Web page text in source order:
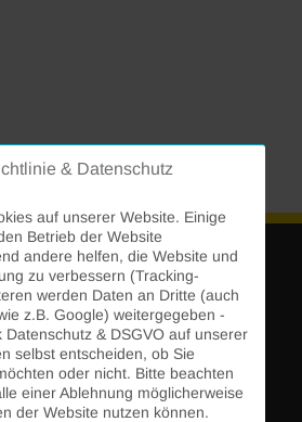
6355
4
& Datenschutz
auf unserer Website. Einige
Betrieb der Website
andere helfen, die Website und
zu verbessern (Tracking-
werden Daten an Dritte (auch
z.B. Google) weitergegeben -
Datenschutz & DSGVO auf unserer
selbst entscheiden, ob Sie
oder nicht. Bitte beachten
einer Ablehnung möglicherweise
der Website nutzen können.